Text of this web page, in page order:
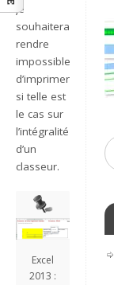
je
souhaiterais
rendre
impossible
d’imprimer
si telle est
le cas sur
l’intégralité
d’un
classeur.
Excel
2013 :